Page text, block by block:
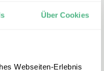
Über Cookies
Webseiten-Erlebnis